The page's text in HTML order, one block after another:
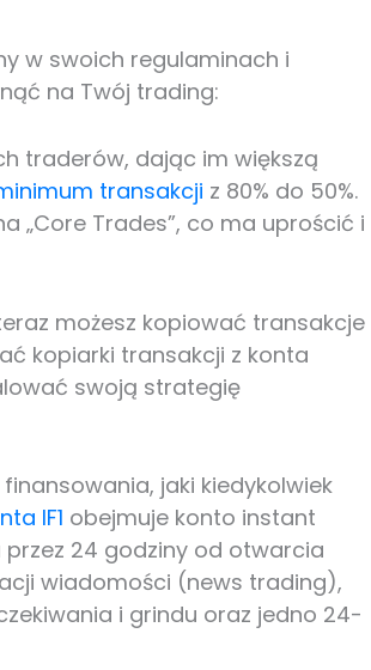
w swoich regulaminach i
na Twój trading:
traderów, dając im większą
transakcji z 80% do 50%.
„Core Trades”, co ma uprościć i
możesz kopiować transakcje
kopiarki transakcji z konta
swoją strategię
jaki kiedykolwiek
IF1 obejmuje konto instant
24 godziny od otwarcia
wiadomości (news trading),
i grindu oraz jedno 24-